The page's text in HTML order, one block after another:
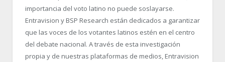
importancia del voto latino no puede soslayarse.
Entravision y BSP Research están dedicados a garantizar
que las voces de los votantes latinos estén en el centro
del debate nacional. A través de esta investigación
propia y de nuestras plataformas de medios, Entravision